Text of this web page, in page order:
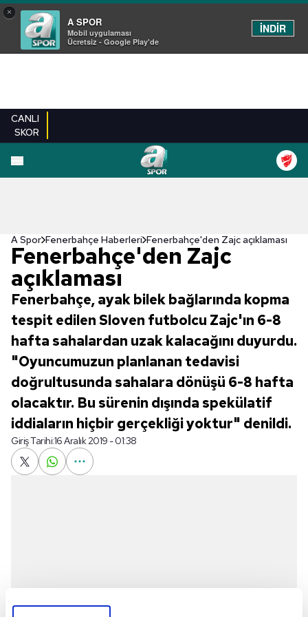
×
A SPOR
Mobil uygulaması
Ücretsiz - Google Play'de
İNDİR
CANLI
SKOR
A Spor Fenerbahçe Haberleri Fenerbahçe'den Zajc açıklaması
Fenerbahçe'den Zajc
açıklaması
Fenerbahçe, ayak bilek bağlarında kopma
tespit edilen Sloven futbolcu Zajc'ın 6-8
hafta sahalardan uzak kalacağını duyurdu.
"Oyuncumuzun planlanan tedavisi
doğrultusunda sahalara dönüşü 6-8 hafta
olacaktır. Bu sürenin dışında spekülatif
iddiaların hiçbir gerçekliği yoktur" denildi.
Giriş Tarihi:16 Aralık 2019 - 01:38